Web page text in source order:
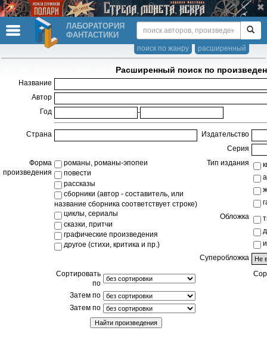
ЛАБОРАТОРИЯ
ФАНТАСТИКИ
расширенный
поиск по жанру
Расширенный поиск по
Название
Автор
Год
-
Страна
Издательство
Серия
Форма
произведения
романы, романы-эпопеи
повести
рассказы
сборники (автор - составитель, или
название сборника соответствует строке)
циклы, сериалы
сказки, притчи
графические произведения
другое (стихи, критика и пр.)
Тип издания
Обложка
Суперобложка
Сортировать
по
Затем по
Затем по